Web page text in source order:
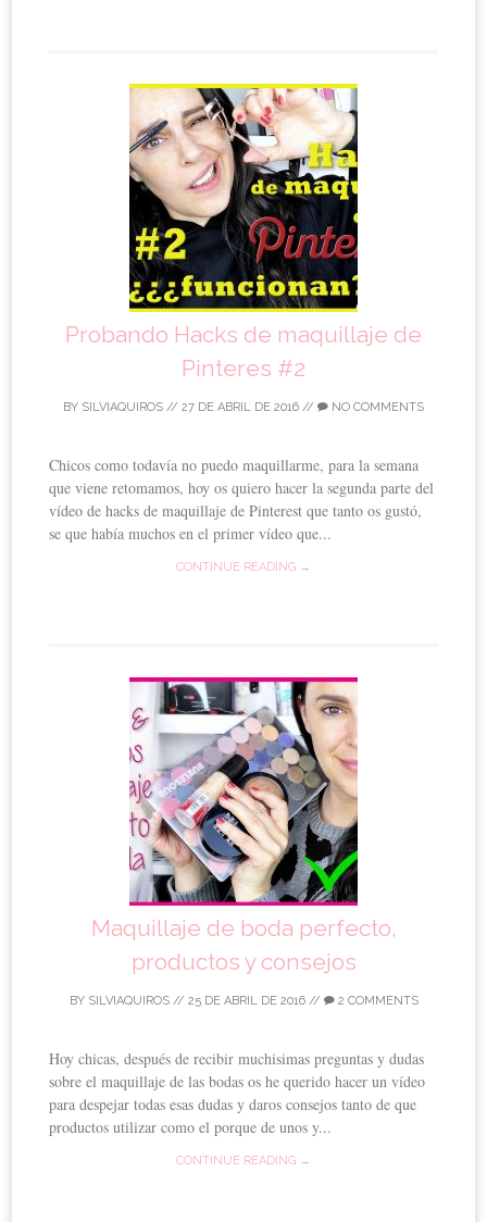
Probando Hacks de maquillaje de
Pinteres #2
BY SILVIAQUIROS // 27 DE ABRIL DE 2016 // NO COMMENTS
Chicos como todavía no puedo maquillarme, para la semana
que viene retomamos, hoy os quiero hacer la segunda parte del
vídeo de hacks de maquillaje de Pinterest que tanto os gustó,
se que había muchos en el primer vídeo que...
CONTINUE READING →
Maquillaje de boda perfecto,
productos y consejos
BY SILVIAQUIROS// 25 DE ABRIL DE 2016// 2 COMMENTS
Hoy chicas, después de recibir muchisimas preguntas y dudas
sobre el maquillaje de las bodas os he querido hacer un vídeo
para despejar todas esas dudas y daros consejos tanto de que
productos utilizar como el porque de unos y...
CONTINUE READING →